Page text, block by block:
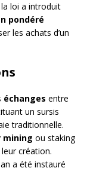
loi a introduit
pondéré
les achats d’un
échanges entre
un sursis
traditionnelle.
mining ou staking
création.
a été instauré